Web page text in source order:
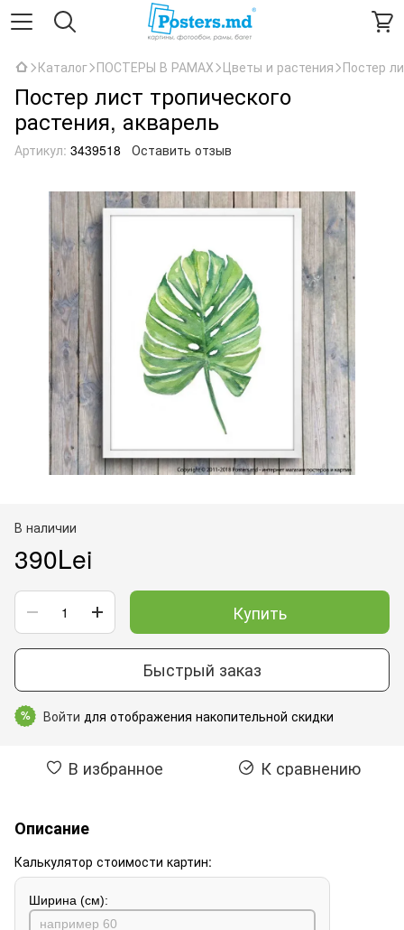
Каталог ПОСТЕРЫ В РАМАХ Цветы и растения Постер
Постер лист тропического
растения, акварель
Артикул: 3439518 Оставить отзыв
В наличии
390Lei
Купить
Быстрый заказ
% Войти для отображения накопительной скидки
В избранное К сравнению
Описание
Калькулятор стоимости картин:
Ширина (см):